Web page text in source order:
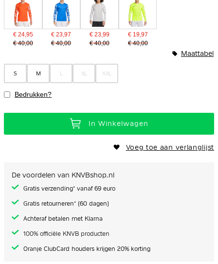
€ 24,95
€ 40,00
€ 23,97
€ 40,00
€ 23,99
€ 40,00
€ 19,97
€ 40,00
S M L XL XXL
Maattabel
Bedrukken?
In Winkelwagen
Voeg toe aan verlanglijst
De voordelen van KNVBshop.nl
Gratis verzending* vanaf 69 euro
Gratis retourneren* (60 dagen)
Achteraf betalen met Klarna
100% officiële KNVB producten
Oranje ClubCard houders krijgen 20% korting